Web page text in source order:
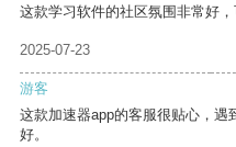
这款学习软件的社区氛围非常好
2025-07-23
游客
这款加速器app的客服很贴心，遇
好。